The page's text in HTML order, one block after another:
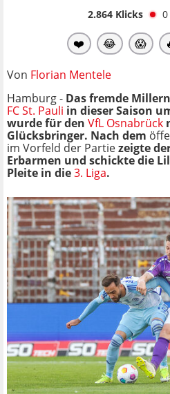
2.864Klicks 0
❤️ 😂 😱
Von Florian Mentele
Hamburg - Das fremde
FC St. Pauli in dieser Saison
wurde für den VfL Osnabrück
Glücksbringer. Nach dem
im Vorfeld der Partiezeigte
Erbarmen und schickte die
Pleite in die3. Liga.